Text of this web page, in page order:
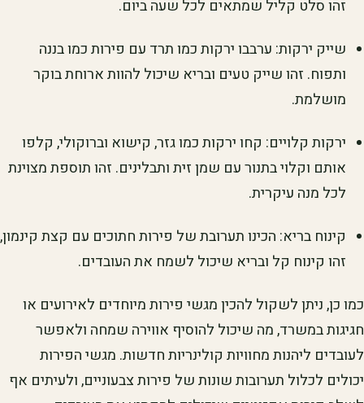
זהו סלט קליל שמתאים לכל שעה ביום.
שייק ירקות: ערבבו ירקות כמו תרד עם פירות כמו בננה
ותפוח. זהו שייק טעים ובריא שיכול להוות ארוחת בוקר
מושלמת.
ירקות קלויים: קחו ירקות כמו גזר, קישוא וברוקולי, קלפו
אותם וקלוי בתנור עם שמן זית ותבלינים. זהו תוספת מצוינת
לכל מנה עיקרית.
קינוח בריא: הכינו תערובת של פירות חתוכים עם קצת קינמון,
זהו קינוח קל ובריא שיכול לשמח את העובדים.
כמו כן, ניתן לשקול להכין מגשי פירות מיוחדים לאירועים או
חגיגות במשרד, מה שיכול להוסיף אווירה שמחה ולאפשר
לעובדים ליהנות מחוויות קולינריות חדשות. מגשי הפירות
יכולים לכלול תערובות שונות של פירות צבעוניים, ולעיתים אף